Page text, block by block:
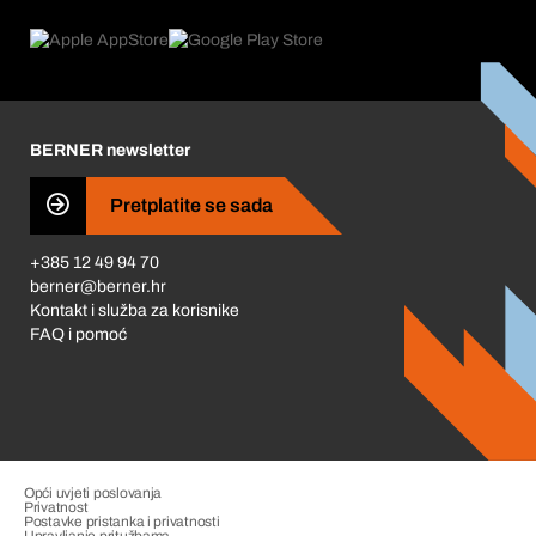
Što nas pokreće
Business Conduct
BERNER newsletter
Pretplatite se sada
+385 12 49 94 70
berner@berner.hr
Kontakt i služba za korisnike
FAQ i pomoć
Opći uvjeti poslovanja
Privatnost
Postavke pristanka i privatnosti